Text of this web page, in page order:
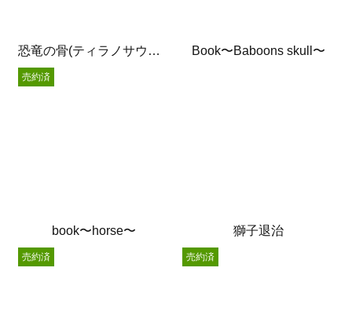
恐竜の骨(ティラノサウルス) Book〜Baboons skull〜
book〜horse〜
売約済
獅子退治
売約済 売約済